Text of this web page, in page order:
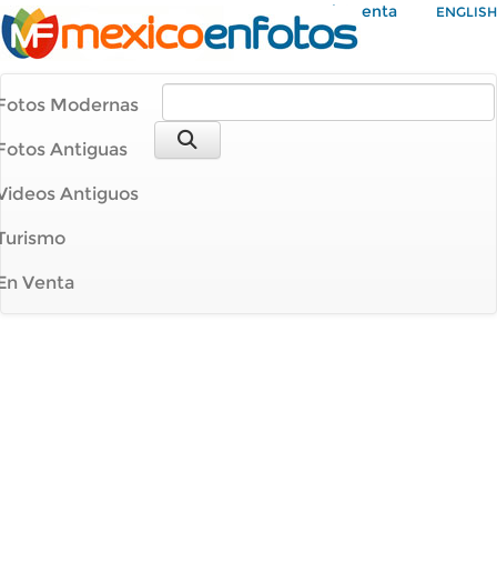
Mi Cuenta ENGLISH
Modernas
Antiguas
Antiguos
Venta